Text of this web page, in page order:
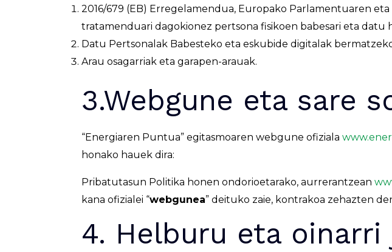
2016/679 (EB) Erregelamendua, Europako Parlamentuaren
tratamenduari dagokionez pertsona fisikoen babesari eta datu
Datu Pertsonalak Babesteko eta eskubide digitalak
Arau osagarriak eta garapen-arauak.
3.Webgune eta sare
“Energiaren Puntua” egitasmoaren webgune ofiziala
honako hauek dira:
Pribatutasun Politika honen ondorioetarako, aurrerantzean
kana ofizialei “webgunea” deituko zaie, kontrakoa zehazten
4. Helburu eta